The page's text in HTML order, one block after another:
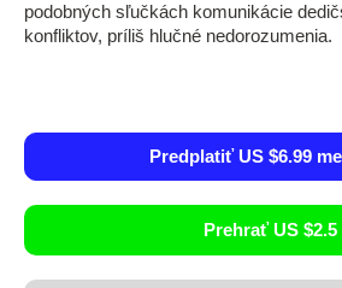
podobných sľučkách komunikácie
konfliktov, príliš hlučné nedorozumenia.
Predplatiť US $6.99
Prehrať US $2.5